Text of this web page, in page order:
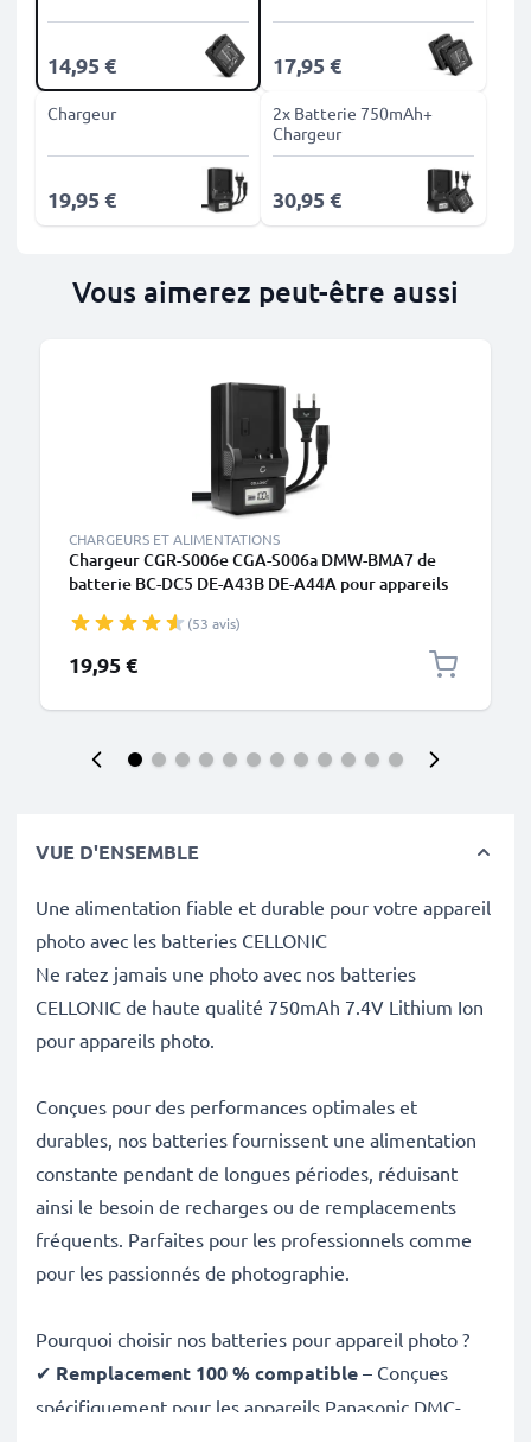
14,95 € 17,95 €
Chargeur
19,95 €
2x Batterie 750mAh+
Chargeur
30,95 €
Vous aimerez peut-être aussi
CHARGEURS ET ALIMENTATIONS
Chargeur CGR-S006e CGA-S006a DMW-BMA7 de
batterie BC-DC5 DE-A43B DE-A44A pour appareils
FZ28 DMC-FZ30 de CELLONIC
(53 avis)
19,95 €
VUE D'ENSEMBLE
Une alimentation fiable et durable pour votre appareil
photo avec les batteries CELLONIC
Ne ratez jamais une photo avec nos batteries
CELLONIC de haute qualité 750mAh 7.4V Lithium Ion
pour appareils photo.
Conçues pour des performances optimales et
durables, nos batteries fournissent une alimentation
constante pendant de longues périodes, réduisant
ainsi le besoin de recharges ou de remplacements
fréquents. Parfaites pour les professionnels comme
pour les passionnés de photographie.
Pourquoi choisir nos batteries pour appareil photo ?
✔ Remplacement 100 % compatible – Conçues
spécifiquement pour les appareils Panasonic DMC-